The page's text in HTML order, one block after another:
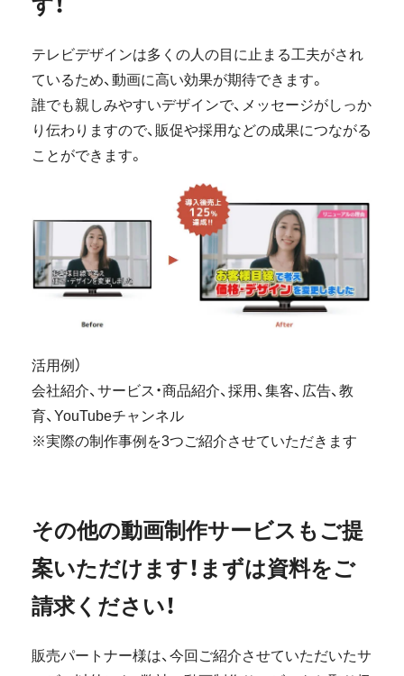
テレビデザインは多くの人の目に止まる工夫がされ
ているため、動画に高い効果が期待できます。
誰でも親しみやすいデザインで、メッセージがしっか
り伝わりますので、販促や採用などの成果につながる
ことができます。
活用例）
会社紹介、サービス・商品紹介、採用、集客、広告、教
育、YouTubeチャンネル
※実際の制作事例を3つご紹介させていただきます
その他の動画制作サービスもご提
案いただけます！まずは資料をご
請求ください！
販売パートナー様は、今回ご紹介させていただいたサ